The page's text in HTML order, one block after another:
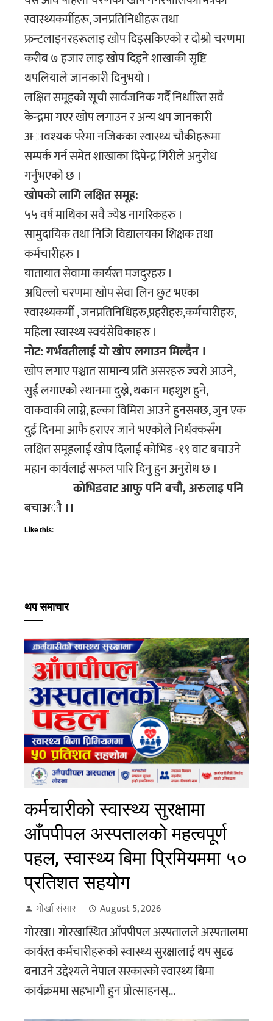
स्वास्थ्यकर्मीहरू, जनप्रतिनिधीहरू तथा
फ्रन्टलाइनरहरूलाइ खाेप दिइसकिएकाे र दाेश्राे चरणमा
करीब ७ हजार लाइ खाेप दिइने शाखाकी सृष्टि
थपलियाले जानकारी दिनुभयाे ।
लक्षित समूहकाे सूची सार्वजनिक गर्दै निर्धारित सवै
केन्द्रमा गएर खाेप लगाउन र अन्य थप जानकारी
अावश्यक परेमा नजिकका स्वास्थ्य चाैकीहरूमा
सम्पर्क गर्न समेत शाखाका दिपेन्द्र गिरीले अनुराेध
गर्नुभएकाे छ ।
खाेपकाे लागि लक्षित समूह:
५५ वर्ष माथिका सवै ज्येष्ठ नागरिकहरु ।
सामुदायिक तथा निजि विद्यालयका शिक्षक तथा
कर्मचारीहरु ।
यातायात सेवामा कार्यरत मजदुरहरु ।
अघिल्लाे चरणमा खाेप सेवा लिन छुट भएका
स्वास्थ्यकर्मी , जनप्रतिनिधिहरु,प्रहरीहरु,कर्मचारीहरु,
महिला स्वास्थ्य स्वयंसेविकाहरु ।
नाेट: गर्भवतीलाई याे खाेप लगाउन मिल्दैन ।
खाेप लगाए पश्चात सामान्य प्रति असरहरु ज्वराे आउने,
सुई लगाएकाे स्थानमा दुख्ने, थकान महशुश हुने,
वाकवाकी लाग्ने, हल्का विमिरा आउने हुनसक्छ, जुन एक
दुई दिनमा आफै हराएर जाने भएकाेले निर्धक्कसँग
लक्षित समूहलाई खाेप दिलाई काेभिड -१९ वाट बचाउने
महान कार्यलाई सफल पारि दिनु हुन अनुराेध छ ।
काेभिडवाट आफु पनि बचाै, अरुलाइ पनि
बचाअौ ।।
Like this:
थप समाचार
कर्मचारीको स्वास्थ्य सुरक्षामा
आँपपीपल अस्पतालको महत्वपूर्ण
पहल, स्वास्थ्य बिमा प्रिमियममा ५०
प्रतिशत सहयोग
गोर्खा संसार August 5, 2026
गोरखा। गोरखास्थित आँपपीपल अस्पतालले अस्पतालमा
कार्यरत कर्मचारीहरूको स्वास्थ्य सुरक्षालाई थप सुदृढ
बनाउने उद्देश्यले नेपाल सरकारको स्वास्थ्य बिमा
कार्यक्रममा सहभागी हुन प्रोत्साहनस्...